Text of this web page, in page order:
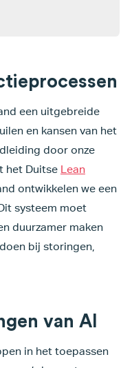
een uitgebreide
en kansen van het
door onze
het Duitse Lean
ontwikkelen we een
systeem moet
duurzamer maken
bij storingen,
van AI
in het toepassen